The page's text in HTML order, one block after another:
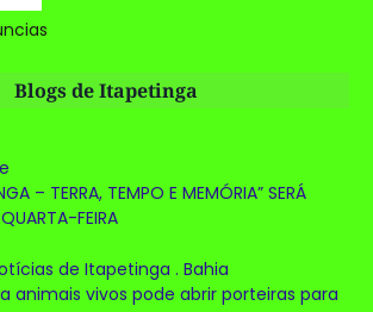
Blogs de Itapetinga
– TERRA, TEMPO E MEMÓRIA” SERÁ
FEIRA
de Itapetinga . Bahia
animais vivos pode abrir porteiras para